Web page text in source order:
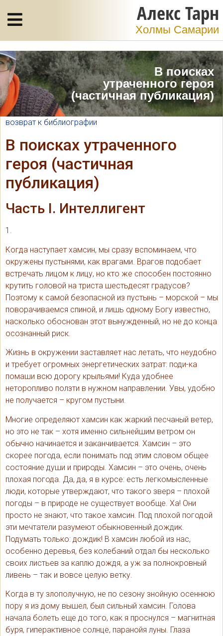
Алекс Тарн
Холмы Самарии
В поисках
утраченного героя
(частичная публикация)
возврат к библиографии
В поисках утраченного
героя (частичная
публикация)
Часть I. Интеллигент
1.
Когда наступает хамсин, мы сразу вспоминаем, что
окружены пустынями, как врагами. Врагов подобает
встречать лицом к лицу, но кто же способен постоянно
крутить головой на триста шестьдесят градусов?
Поэтому к самой безопасной из пустынь – морской – мы
поворачиваемся спиной, и лишь одному Богу известно,
насколько обоснован этот вынужденный, но не до конца
осознанный риск.
Жизнь в окружении заставляет нас летать, что неудобно
и требует огромных энергетических затрат: поди-ка
помаши всю дорогу крыльями! Куда удобнее
неторопливо ползти в нужном направлении. Увы, удобно
не получается – кругом пустыни.
Многие определяют хамсин как жаркий песчаный ветер,
но это не так – хотя именно сильнейшим ветром он
обычно начинается и заканчивается. Хамсин – это
скорее погода, если понимать под этим словом общее
состояние души и природы. Хамсин – это очень, очень
плохая погода. Да, да, я в курсе: есть легкомысленные
люди, которые утверждают, что такого зверя – плохой
погоды – в природе не существует вообще. Ха! Они
просто не знают, что такое хамсин. Под плохой погодой
эти мечтатели разумеют обыкновенный дождик.
Подумать только: дождик! В хамсин любой из нас,
особенно деревья, без колебаний отдал бы несколько
своих листьев за каплю дождя, а уж за полнокровный
ливень – так и вовсе целую ветку.
Когда в ту злополучную, не по сезону знойную осеннюю
пору я из дому вышел, был сильный хамсин. Голова
начала болеть еще до того, как я проснулся – магнитная
буря, гиперактивное солнце, паранойя луны. Глаза